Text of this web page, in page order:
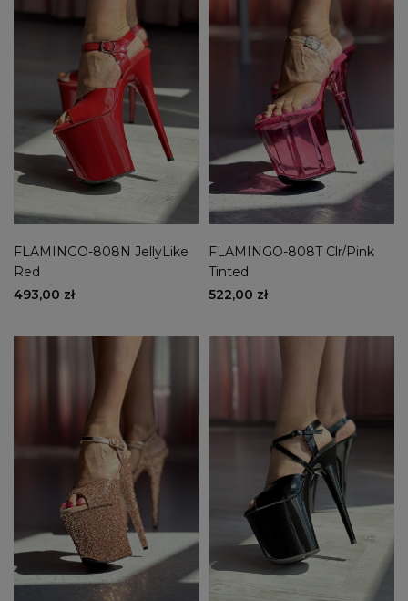
FLAMINGO-808N JellyLike
Red
493,00 zł
FLAMINGO-808T Clr/Pink
Tinted
522,00 zł